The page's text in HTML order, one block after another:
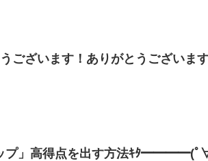
ございます！ありがとうございま
ップ」高得点を出す方法ｷﾀ